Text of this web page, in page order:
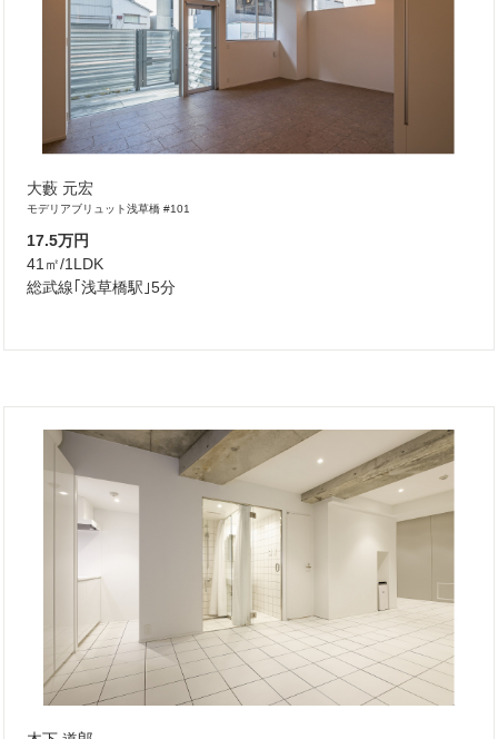
大藪 元宏
モデリアブリュット浅草橋 #101
17.5万円
41㎡/1LDK
総武線｢浅草橋駅｣5分